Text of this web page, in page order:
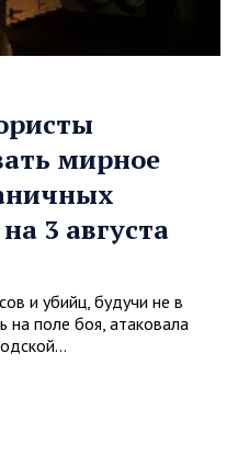
мирное
3 августа
и убийц, будучи не в
на поле боя, атаковала